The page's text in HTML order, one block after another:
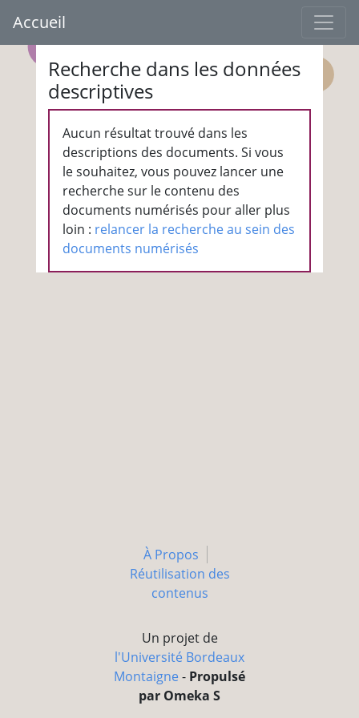
Accueil
Recherche dans les données
descriptives
Aucun résultat trouvé dans les
descriptions des documents. Si vous
le souhaitez, vous pouvez lancer une
recherche sur le contenu des
documents numérisés pour aller plus
loin : relancer la recherche au sein des
documents numérisés
À Propos
Réutilisation des
contenus
Un projet de
l'Université Bordeaux
Montaigne - Propulsé
par Omeka S